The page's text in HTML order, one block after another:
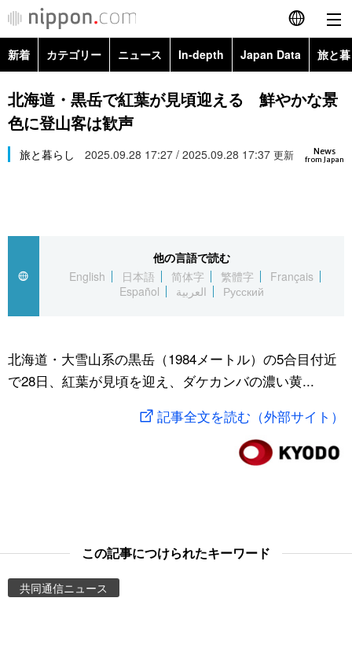
English
简体字
Русский
カテゴリー
経済・ビジネス
国際
文化
トップ
アーカイブ
In-depth
Japan Data
動画/Live
Images
People
新着 カテゴリー ニュース In-depth Japan Data 旅と
政治・外交
経済・ビジネス
スポーツ・東京2020
Topics
北海道・黒岳で紅葉が見頃迎える 鮮やかな景
色に登山客は歓声
News
from Japan
旅と暮らし 2025.09.28 17:27 / 2025.09.28 17:37 更新
他の言語で読む
English
日本語 简体字 繁體字
Français
Español
العربية Русский
北海道・大雪山系の黒岳（1984メートル）の5合目付近
で28日、紅葉が見頃を迎え、ダケカンバの濃い黄...
記事全文を読む（外部サイト）
この記事につけられたキーワード
共同通信ニュース